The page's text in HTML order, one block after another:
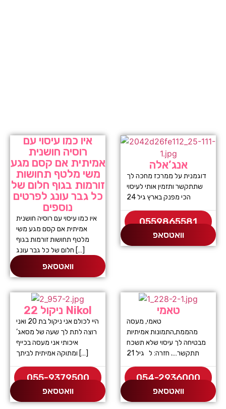
איו כמו עיסוי עם
רוסיה חושנית
אמיתית אם קסם מגע
משי מלטף תחושות
זורמות בגוף חלום של
כל גבר עונג לפרטים
נוספים
איו כמו עיסוי עם רוסיה חושנית
אמיתית אם קסם מגע משי
מלטף תחושות זורמות בגוף
חלום של כל גבר עונג […]
וואטסאפ
אנג’אלה
דוגמנית על ממרכז מחכה לך
שתתקשר ותזמין אותי לעיסוי
הכי מפנק בארץ גיל 24
0559865581
וואטסאפ
ניקול 22 Nikol
היי לכולם אני ניקול בת 20 ואני
רוצה לתת לך שעה של מסאג’
איכותי אני מעסה בכייף
ומתוקה אמיתית לביתך […]
055-9379500
וואטסאפ
טאמי
טאמי, מעסה
מהממת,התמונות אמיתיות
מבטיחה לך עיסוי שלא תשכח
054-2936000
וואטסאפ